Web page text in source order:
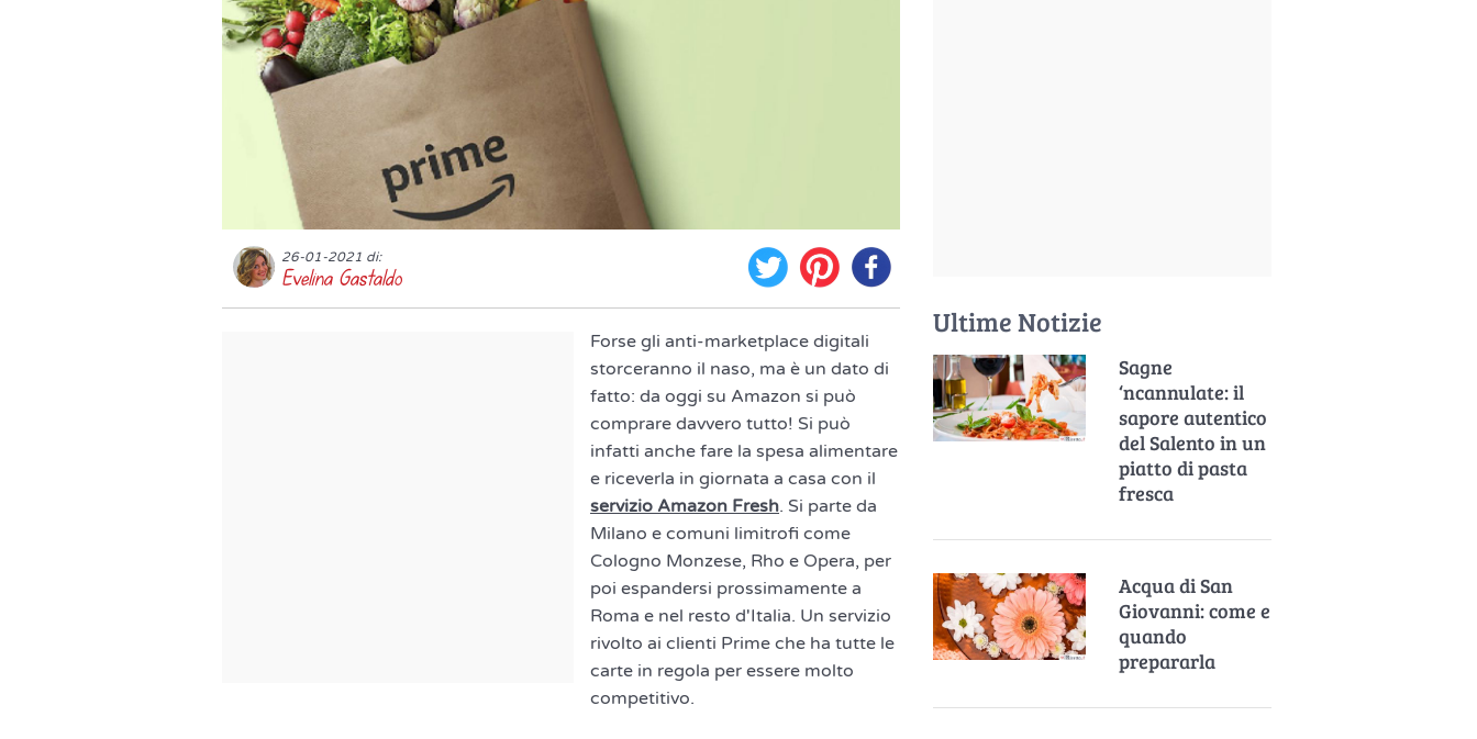
26-01-2021 di:
Evelina Gastaldo
Forse gli anti-marketplace digitali
storceranno il naso, ma è un dato di
fatto: da oggi su Amazon si può
comprare davvero tutto! Si può
infatti anche fare la spesa alimentare
e riceverla in giornata a casa con il
servizio Amazon Fresh. Si parte da
Milano e comuni limitrofi come
Cologno Monzese, Rho e Opera, per
poi espandersi prossimamente a
Roma e nel resto d'Italia. Un servizio
rivolto ai clienti Prime che ha tutte le
carte in regola per essere molto
competitivo.
Ultime Notizie
Sagne
‘ncannulate: il
sapore autentico
del Salento in un
piatto di pasta
fresca
Acqua di San
Giovanni: come e
quando
prepararla